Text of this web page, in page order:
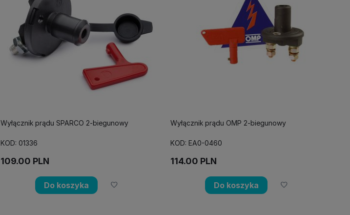
Wyłącznik prądu SPARCO 2-biegunowy
KOD: 01336
109.00 PLN
Do koszyka
Wyłącznik prądu OMP 2-biegunowy
KOD: EA0-0460
114.00 PLN
Do koszyka